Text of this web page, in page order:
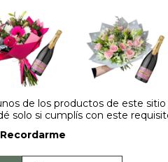
opinión
de los productos de este
solo si cumplís con este
Recordarme